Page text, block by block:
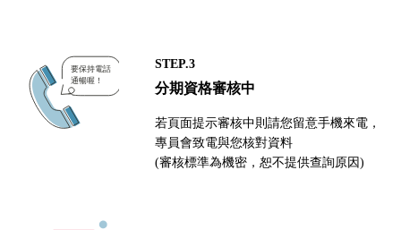
STEP.3
分期資格審核中
若頁面提示審核中則請您留意手機來電，
專員會致電與您核對資料
(審核標準為機密，恕不提供查詢原因)